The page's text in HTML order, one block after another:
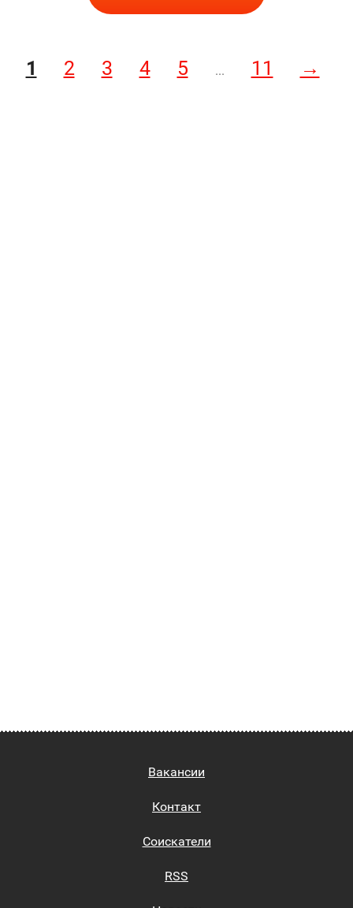
1 2 3 4 5 ... 11 →
Вакансии
Контакт
Соискатели
RSS